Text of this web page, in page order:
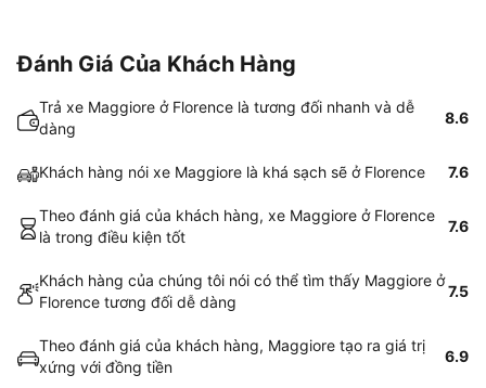
Đánh Giá Của Khách Hàng
Trả xe Maggiore ở Florence là tương đối nhanh và dễ
dàng
8.6
Khách hàng nói xe Maggiore là khá sạch sẽ ở Florence 7.6
Theo đánh giá của khách hàng, xe Maggiore ở Florence
là trong điều kiện tốt
7.6
Khách hàng của chúng tôi nói có thể tìm thấy Maggiore ở
Florence tương đối dễ dàng
7.5
Theo đánh giá của khách hàng, Maggiore tạo ra giá trị
xứng với đồng tiền
6.9